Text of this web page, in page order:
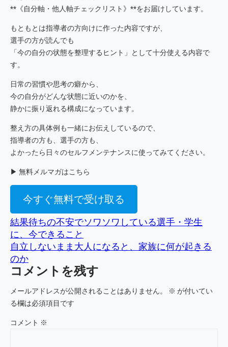
**《自分軸・他人軸チェックリスト》**をお届けしています。
もともとは指導者の方向けに作った内容ですが、
選手の方が読んでも
「今の自分の状態を整理するヒント」として十分使える内容で
す。
日常の習慣や思考の癖から、
今の自分がどんな状態に近いのかを、
静かに振り返れる構成になっています。
整え方の具体例も一緒にお伝えしているので、
指導者の方も、選手の方も、
よかったら日々のセルフメンテナンスに使ってみてください。
▶ 無料メルマガはこちら
今すぐ無料で受け取る
結果待ちの不安でソワソワしている選手・学生
に、今できること
自立しないまま大人になると、家族に何が起きる
のか
コメントを残す
メールアドレスが公開されることはありません。 ※ が付いてい
る欄は必須項目です
コメント ※